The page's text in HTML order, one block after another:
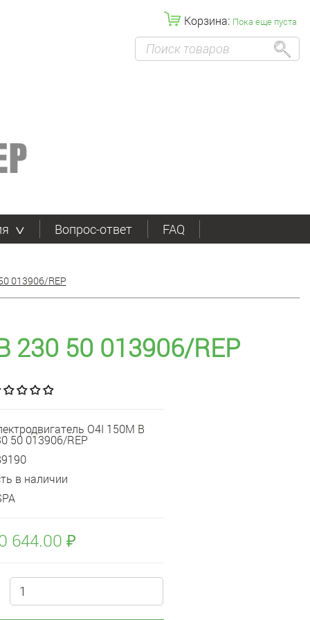
Корзина: Пока еще пуста
Вопрос-ответ FAQ
013906/REP
230 50 013906/REP
O4I 150M B
50 013906/REP
в наличии
644.00 ₽